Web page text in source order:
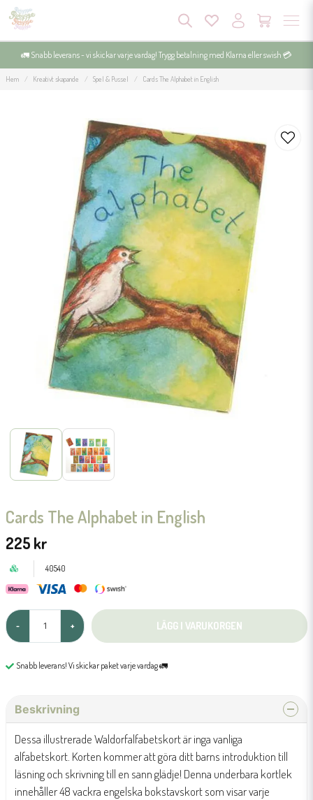
🚛 Snabb leverans - vi skickar varje vardag! Trygg betalning med Klarna eller swish 💳
Hem Kreativt skapande Spel & Pussel Cards The Alphabet in English
Cards The Alphabet in English
225 kr
40540
- + LÄGG I VARUKORGEN
Snabb leverans! Vi skickar paket varje vardag 🚛
Beskrivning
Dessa illustrerade Waldorfalfabetskort är inga vanliga
alfabetskort. Korten kommer att göra ditt barns introduktion till
läsning och skrivning till en sann glädje! Denna underbara kortlek
innehåller 48 vackra engelska bokstavskort som visar varje